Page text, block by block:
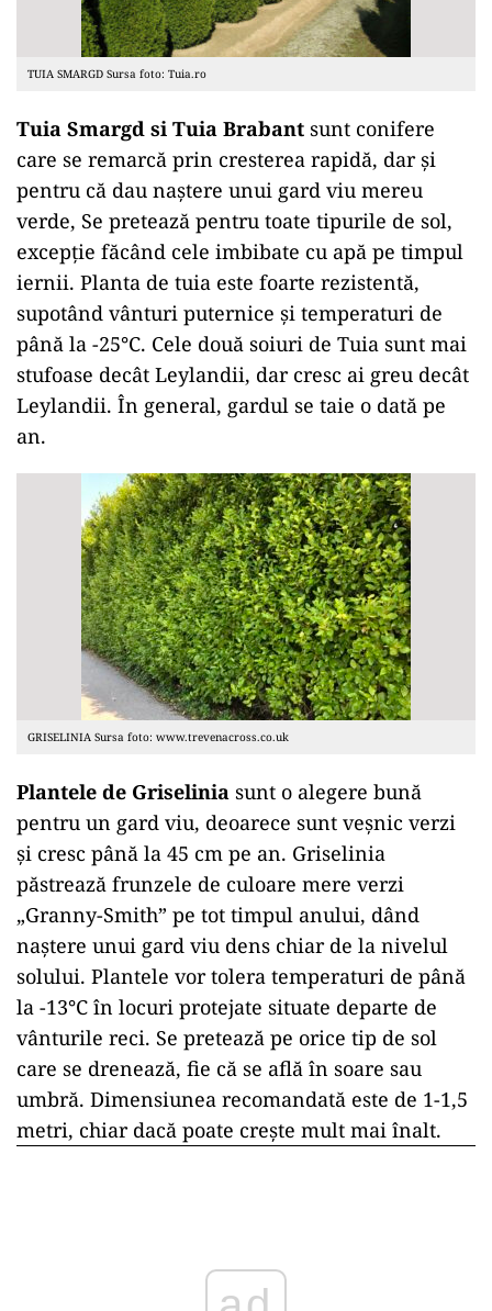
TUIA SMARGD Sursa foto: Tuia.ro
Tuia Smargd si Tuia Brabant sunt conifere
care se remarcă prin cresterea rapidă, dar și
pentru că dau naștere unui gard viu mereu
verde, Se pretează pentru toate tipurile de sol,
excepție făcând cele imbibate cu apă pe timpul
iernii. Planta de tuia este foarte rezistentă,
supotând vânturi puternice și temperaturi de
până la -25°C. Cele două soiuri de Tuia sunt mai
stufoase decât Leylandii, dar cresc ai greu decât
Leylandii. În general, gardul se taie o dată pe
an.
GRISELINIA Sursa foto: www.trevenacross.co.uk
Plantele de Griselinia sunt o alegere bună
pentru un gard viu, deoarece sunt veșnic verzi
și cresc până la 45 cm pe an. Griselinia
păstrează frunzele de culoare mere verzi
„Granny-Smith” pe tot timpul anului, dând
naștere unui gard viu dens chiar de la nivelul
solului. Plantele vor tolera temperaturi de până
la -13°C în locuri protejate situate departe de
vânturile reci. Se pretează pe orice tip de sol
care se drenează, fie că se află în soare sau
umbră. Dimensiunea recomandată este de 1-1,5
metri, chiar dacă poate crește mult mai înalt.